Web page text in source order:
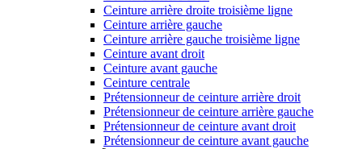
Ceinture arrière droite troisième ligne
Ceinture arrière gauche
Ceinture arrière gauche troisième ligne
Ceinture avant droit
Ceinture avant gauche
Ceinture centrale
Prétensionneur de ceinture arrière droit
Prétensionneur de ceinture arrière gauche
Prétensionneur de ceinture avant droit
Prétensionneur de ceinture avant gauche